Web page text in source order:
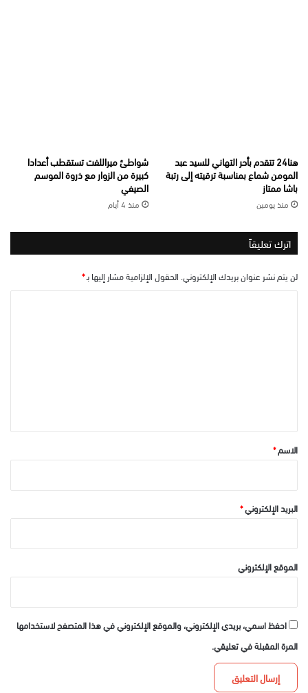
هنا24 تتقدم بأحر التهاني للسيد عبد
المومن شماع بمناسبة ترقيته إلى رتبة
باشا ممتاز
منذ يومين
شواطئ ميراللفت تستقطب أعدادا
كبيرة من الزوار مع ذروة الموسم
الصيفي
منذ 4 أيام
اترك تعليقاً
لن يتم نشر عنوان بريدك الإلكتروني. الحقول الإلزامية مشار إليها بـ*
*الاسم*
البريد الإلكتروني*
الموقع الإلكتروني
احفظ اسمي، بريدي الإلكتروني، والموقع الإلكتروني في هذا المتصفح لاستخدامها
المرة المقبلة في تعليقي.